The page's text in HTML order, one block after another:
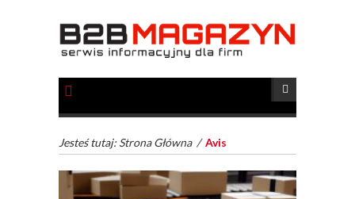
Jesteś tutaj: Strona Główna /Avis